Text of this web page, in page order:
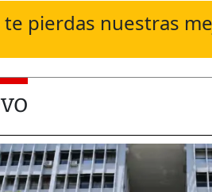
te pierdas nuestras